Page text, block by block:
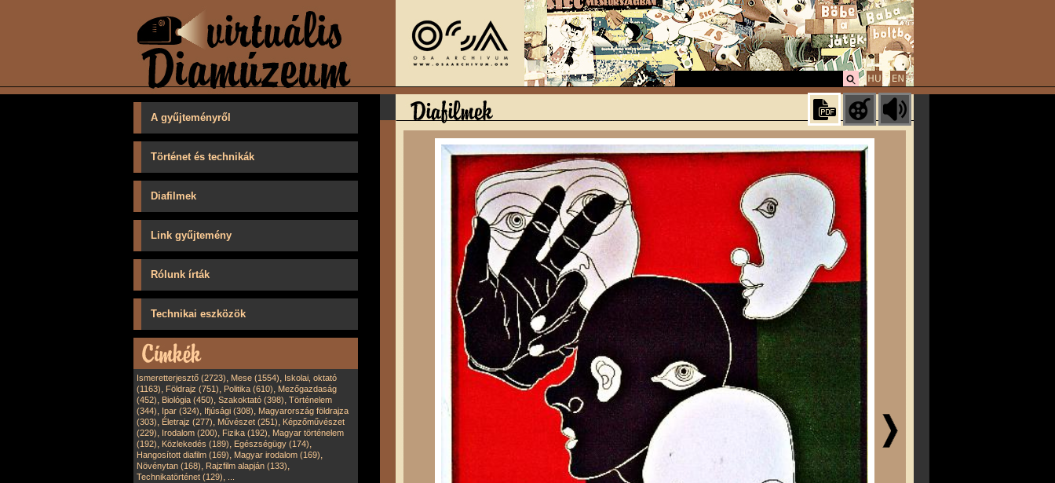
A gyűjteményről
Történet és technikák
Diafilmek
Link gyűjtemény
Rólunk írták
Technikai eszközök
Ismeretterjesztő (2723), Mese (1554), Iskolai, oktató
(1163), Földrajz (751), Politika (610), Mezőgazdaság
(452), Biológia (450), Szakoktató (398), Történelem
(344), Ipar (324), Ifjúsági (308), Magyarország földrajza
(303), Életrajz (277), Művészet (251), Képzőművészet
(229), Irodalom (200), Fizika (192), Magyar történelem
(192), Közlekedés (189), Egészségügy (174),
Hangosított diafilm (169), Magyar irodalom (169),
Növénytan (168), Rajzfilm alapján (133),
Technikatörténet (129),